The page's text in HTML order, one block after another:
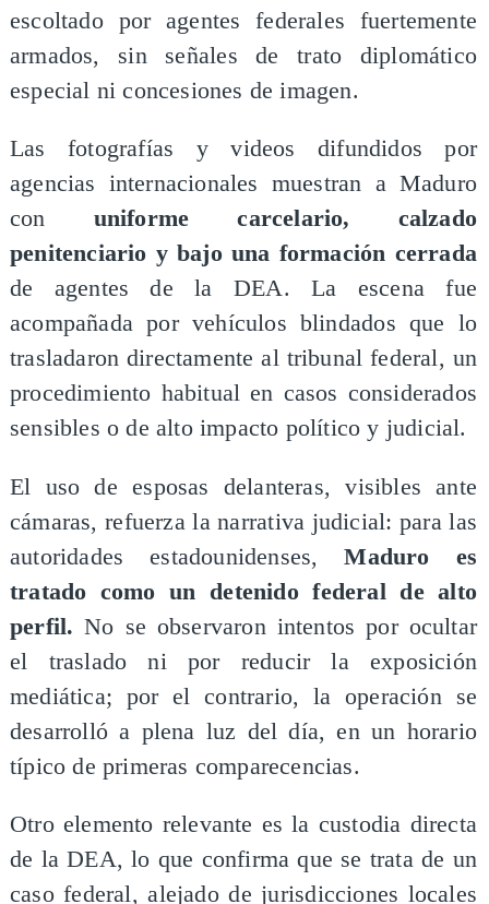
escoltado por agentes federales fuertemente
armados, sin señales de trato diplomático
especial ni concesiones de imagen.
Las fotografías y videos difundidos por
agencias internacionales muestran a Maduro
con uniforme carcelario, calzado
penitenciario y bajo una formación cerrada
de agentes de la DEA. La escena fue
acompañada por vehículos blindados que lo
trasladaron directamente al tribunal federal, un
procedimiento habitual en casos considerados
sensibles o de alto impacto político y judicial.
El uso de esposas delanteras, visibles ante
cámaras, refuerza la narrativa judicial: para las
autoridades estadounidenses,Maduro es
tratado como un detenido federal de alto
perfil. No se observaron intentos por ocultar
el traslado ni por reducir la exposición
mediática; por el contrario, la operación se
desarrolló a plena luz del día, en un horario
típico de primeras comparecencias.
Otro elemento relevante es la custodia directa
de la DEA, lo que confirma que se trata de un
caso federal, alejado de jurisdicciones locales